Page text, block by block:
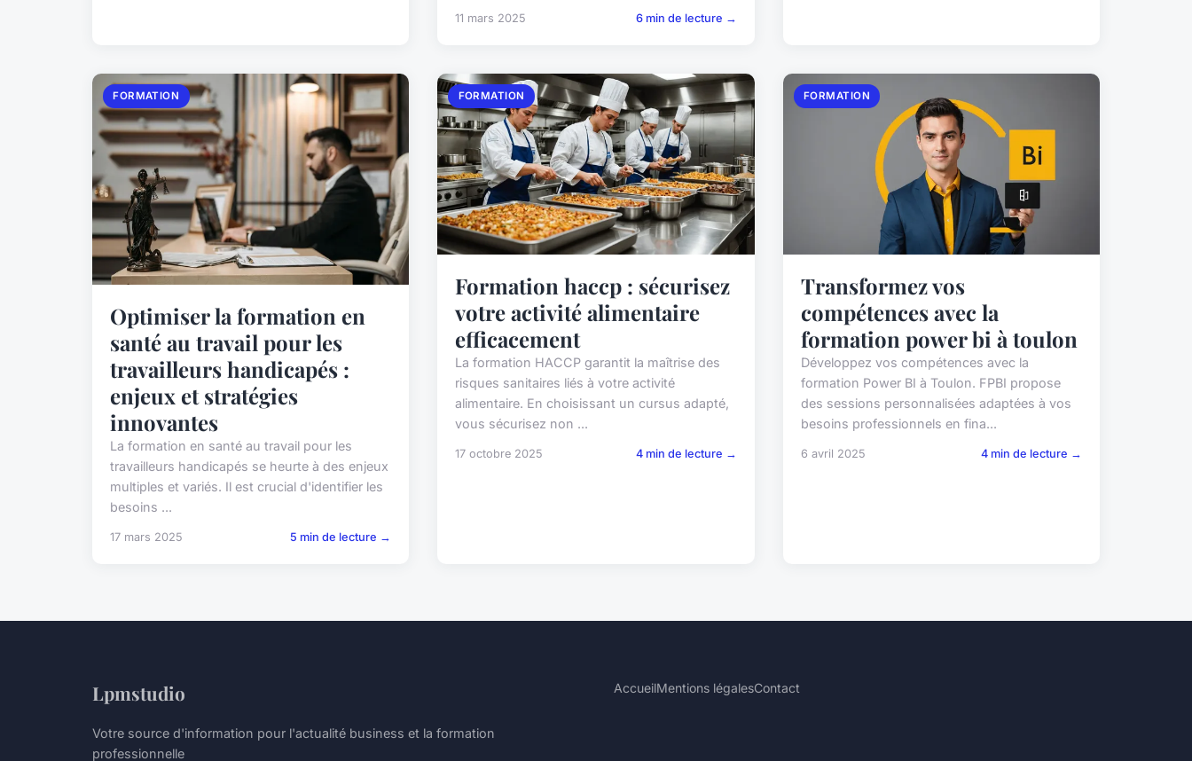
11 mars 2025 6 min de lecture →
FORMATION
Optimiser la formation en
santé au travail pour les
travailleurs handicapés :
enjeux et stratégies
innovantes
La formation en santé au travail pour les
travailleurs handicapés se heurte à des enjeux
multiples et variés. Il est crucial d'identifier les
besoins ...
17 mars 2025 5 min de lecture →
FORMATION
Formation haccp : sécurisez
votre activité alimentaire
efficacement
La formation HACCP garantit la maîtrise des
risques sanitaires liés à votre activité
alimentaire. En choisissant un cursus adapté,
vous sécurisez non ...
17 octobre 2025 4 min de lecture →
FORMATION
Transformez vos
compétences avec la
formation power bi à toulon
Développez vos compétences avec la
formation Power BI à Toulon. FPBI propose
des sessions personnalisées adaptées à vos
besoins professionnels en fina...
6 avril 2025 4 min de lecture →
Lpmstudio
Votre source d'information pour l'actualité business et la formation
professionnelle
AccueilMentions légalesContact